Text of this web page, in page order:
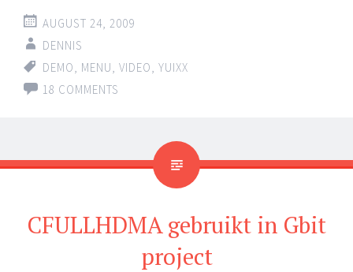
AUGUST 24, 2009
DENNIS
DEMO
MENU VIDEO YUIXX
18 COMMENTS
CFULLHDMA gebruikt in Gbit
project